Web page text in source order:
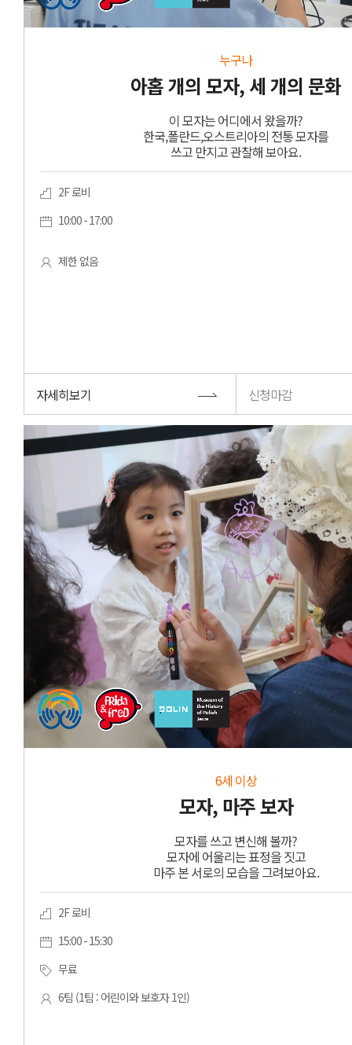
누구나
아홉 개의 모자, 세 개의 문화
이 모자는 어디에서 왔을까?
한국,폴란드,오스트리아의 전통 모자를
쓰고 만지고 관찰해 보아요.
2F 로비
10:00 - 17:00
제한 없음
자세히보기 신청마감
6세 이상
모자, 마주 보자
모자를 쓰고 변신해 볼까?
모자에 어울리는 표정을 짓고
마주 본 서로의 모습을 그려보아요.
2F 로비
15:00 - 15:30
무료
6팀 (1팀 : 어린이와 보호자 1인)